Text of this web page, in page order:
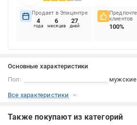
Продает в Эпицентре
4
года
6
месяцев
27
дней
клиентов
100%
Основные характеристики
Пол:
мужские
Все характеристики
Также покупают из категорий